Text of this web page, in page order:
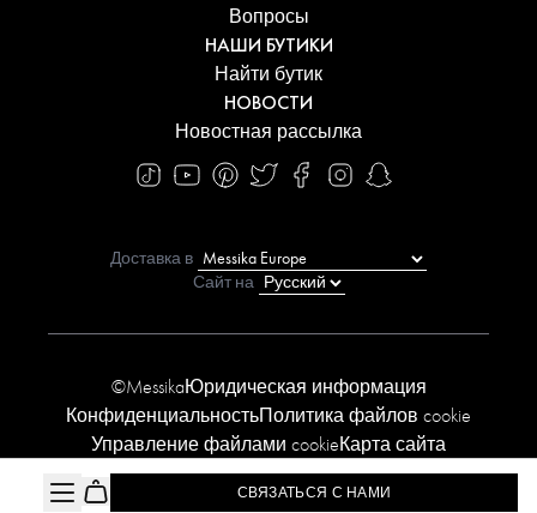
СВЯЗАТЬСЯ С НАМИ
Вопросы
НАШИ БУТИКИ
Найти бутик
НОВОСТИ
Новостная рассылка
©MessikaЮридическая информация
КонфиденциальностьПолитика файлов cookie
Управление файлами cookieКарта сайта
Заявление о доступности
Доставка в
Сайт на